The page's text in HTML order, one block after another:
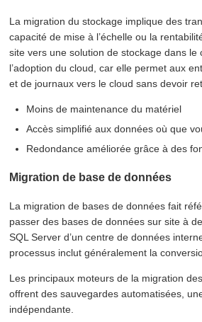
La migration du stockage implique des
capacité de mise à l’échelle ou la
site vers une solution de stockage dans le
l’adoption du cloud, car elle permet aux
et de journaux vers le cloud sans devoir
Moins de maintenance du matériel
Accès simplifié aux données où que
Redondance améliorée grâce à des
Migration de base de données
La migration de bases de données fait
passer des bases de données sur site à
SQL Server d’un centre de données
processus inclut généralement la
Les principaux moteurs de la migration
offrent des sauvegardes automatisées,
indépendante.